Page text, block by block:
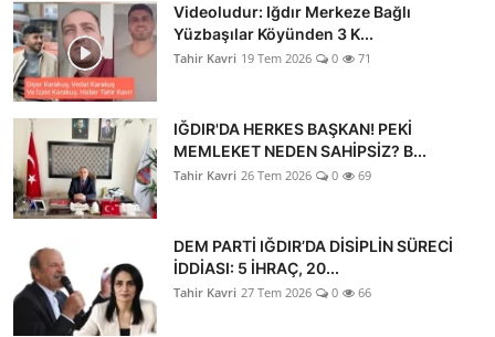
Sinema
Haber Ekle Para Kazan
İletişim
Videoludur: Iğdır Merkeze Bağlı
Yüzbaşılar Köyünden 3 K...
Tahir Kavri 19 Tem 2026 0 71
IĞDIR'DA HERKES BAŞKAN! PEKİ
MEMLEKET NEDEN SAHİPSİZ? B...
Tahir Kavri 26 Tem 2026 0 69
DEM PARTİ IĞDIR’DA DİSİPLİN SÜRECİ
İDDİASI: 5 İHRAÇ, 20...
Tahir Kavri 27 Tem 2026 0 66